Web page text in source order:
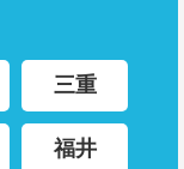
三重
福井